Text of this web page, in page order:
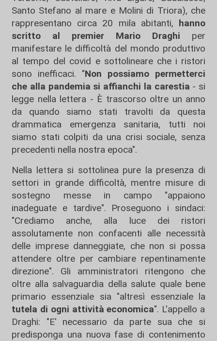
Santo Stefano al mare e Molini di Triora), che
rappresentano circa 20 mila abitanti, hanno
scritto al premier Mario Draghi per
manifestare le difficoltà del mondo produttivo
al tempo del covid e sottolineare che i ristori
sono inefficaci. "Non possiamo permetterci
che alla pandemia si affianchi la carestia - si
legge nella lettera - È trascorso oltre un anno
da quando siamo stati travolti da questa
drammatica emergenza sanitaria, tutti noi
siamo stati colpiti da una crisi sociale, senza
precedenti nella nostra epoca".
Nella lettera si sottolinea pure la presenza di
settori in grande difficoltà, mentre misure di
sostegno messe in campo "appaiono
inadeguate e tardive". Proseguono i sindaci:
"Crediamo anche, alla luce dei ristori
assolutamente non confacenti alle necessità
delle imprese danneggiate, che non si possa
attendere oltre per cambiare repentinamente
direzione". Gli amministratori ritengono che
oltre alla salvaguardia della salute quale bene
primario essenziale sia "altresì essenziale la
tutela di ogni attività economica". L'appello a
Draghi: "E' necessario da parte sua che si
predisponga una nuova fase di contenimento